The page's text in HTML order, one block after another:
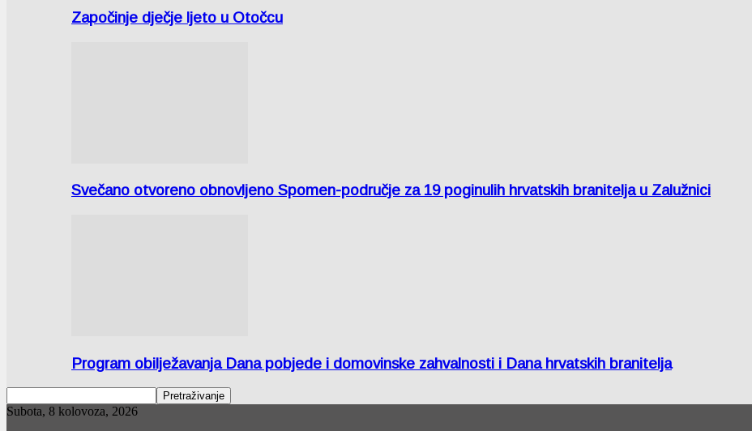
Započinje dječje ljeto u Otočcu
Svečano otvoreno obnovljeno Spomen-područje za 19 poginulih hrvatskih branitelja u Zalužnici
Program obilježavanja Dana pobjede i domovinske zahvalnosti i Dana hrvatskih branitelja
Subota, 8 kolovoza, 2026